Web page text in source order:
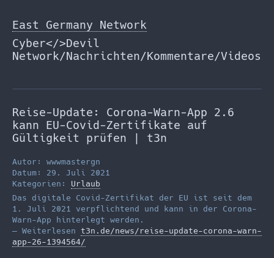
Inhalt
springen
East Germany Network
Cyber</>Devil
Network/Nachrichten/Kommentare/Videos
Reise-Update: Corona-Warn-App 2.6
kann EU-Covid-Zertifikate auf
Gültigkeit prüfen | t3n
Autor: wwwmastergn
Datum: 29. Juli 2021
Kategorien: Urlaub
Das digitale Covid-Zertifikat der EU ist seit dem
1. Juli 2021 verpflichtend und kann in der Corona-
Warn-App hinterlegt werden.
— Weiterlesen t3n.de/news/reise-update-corona-warn-
app-26-1394564/